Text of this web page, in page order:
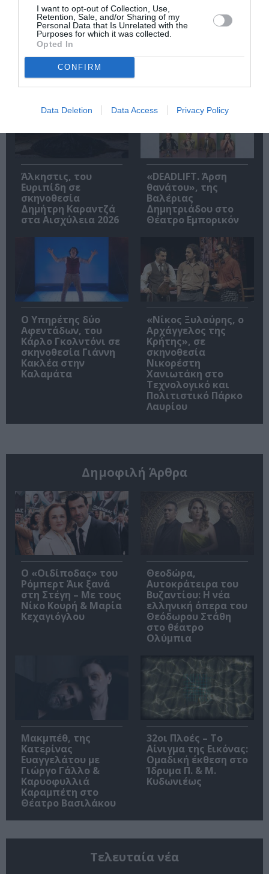
I want to opt-out of Collection, Use,
Retention, Sale, and/or Sharing of my
Personal Data that Is Unrelated with the
Purposes for which it was collected.
Opted In
CONFIRM
Data Deletion Data Access Privacy Policy
Ακολουθήστε το Culturenow.gr
Σχετικά Άρθρα
Άλκηστις, του
Ευριπίδη σε
σκηνοθεσία
Δημήτρη Καραντζά
στα Αισχύλεια 2026
«DEADLIFT. Άρση
θανάτου», της
Βαλέριας
Δημητριάδου στο
Θέατρο Εμπορικόν
Ο Υπηρέτης δύο
Αφεντάδων, του
Κάρλο Γκολντόνι σε
σκηνοθεσία Γιάννη
Κακλέα στην
Καλαμάτα
«Νίκος Ξυλούρης, ο
Αρχάγγελος της
Κρήτης», σε
σκηνοθεσία
Νικορέστη
Χανιωτάκη στο
Τεχνολογικό και
Πολιτιστικό Πάρκο
Λαυρίου
Δημοφιλή Άρθρα
O «Οιδίποδας» του
Ρόμπερτ Άικ ξανά
στη Στέγη – Με τους
Νίκο Κουρή & Μαρία
Κεχαγιόγλου
Θεοδώρα,
Αυτοκράτειρα του
Βυζαντίου: Η νέα
ελληνική όπερα του
Θεόδωρου Στάθη
στο θέατρο
Ολύμπια
Μακμπέθ, της
Κατερίνας
Ευαγγελάτου με
Γιώργο Γάλλο &
Καρυοφυλλιά
Καραμπέτη στο
Θέατρο Βασιλάκου
32οι Πλοές – Το
Αίνιγμα της Εικόνας:
Ομαδική έκθεση στο
Ίδρυμα Π. & Μ.
Κυδωνιέως
Τελευταία νέα